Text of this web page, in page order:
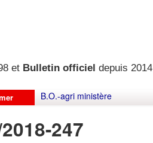
et Bulletin officiel depuis 2014
B.O.-agri ministère
247